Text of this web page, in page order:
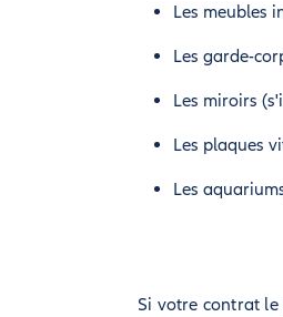
Les meubles
Les garde-
Les miroirs
Les plaques
Les
Si votre contrat